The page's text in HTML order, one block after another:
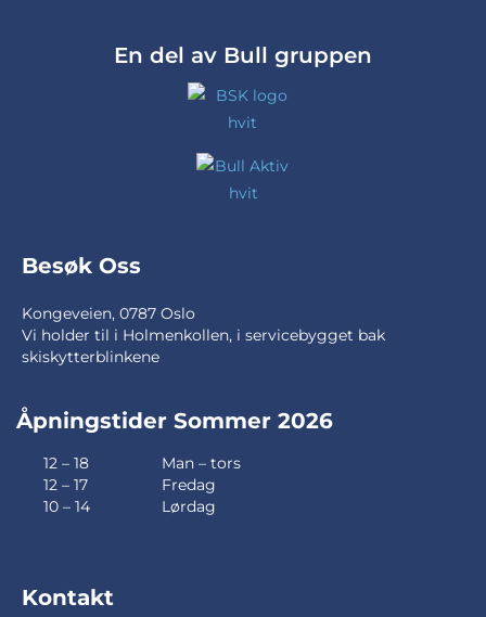
En del av Bull gruppen
Besøk Oss
Kongeveien, 0787 Oslo
Vi holder til i Holmenkollen, i servicebygget bak
skiskytterblinkene
Åpningstider Sommer 2026
12 – 18
12 – 17
10 – 14
Man – tors
Fredag
Lørdag
Kontakt